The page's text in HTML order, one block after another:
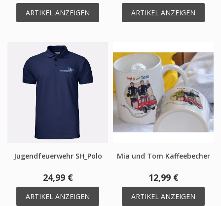
ARTIKEL ANZEIGEN ARTIKEL ANZEIGEN
Jugendfeuerwehr SH_Polo
24,99 €
ARTIKEL ANZEIGEN
Mia und Tom Kaffeebecher
12,99 €
ARTIKEL ANZEIGEN